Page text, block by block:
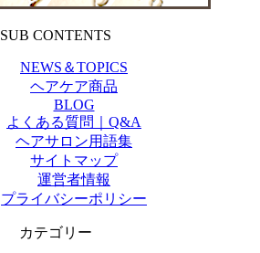
SUB CONTENTS
NEWS＆TOPICS
ヘアケア商品
BLOG
よくある質問｜Q&A
ヘアサロン用語集
サイトマップ
運営者情報
プライバシーポリシー
カテゴリー